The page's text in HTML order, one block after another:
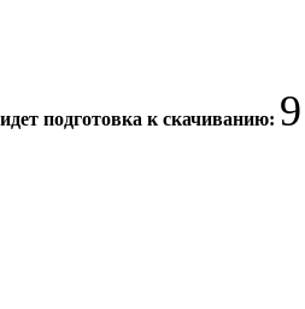
подготовка к скачиванию: 9